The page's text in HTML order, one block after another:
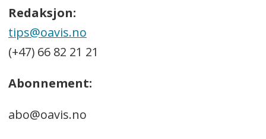
Redaksjon:
tips@oavis.no
(+47) 66 82 21 21
Abonnement:
abo@oavis.no